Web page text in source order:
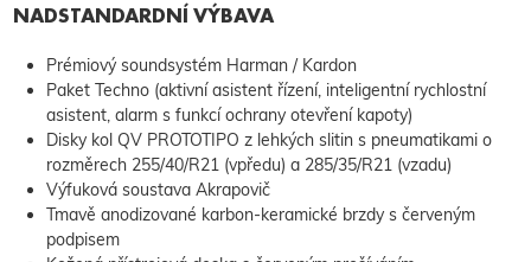
NADSTANDARDNÍ VÝBAVA
Prémiový soundsystém Harman / Kardon
Paket Techno (aktivní asistent řízení, inteligentní rychlostní
asistent, alarm s funkcí ochrany otevření kapoty)
Disky kol QV PROTOTIPO z lehkých slitin s pneumatikami o
rozměrech 255/40/R21 (vpředu) a 285/35/R21 (vzadu)
Výfuková soustava Akrapovič
Tmavě anodizované karbon-keramické brzdy s červeným
podpisem